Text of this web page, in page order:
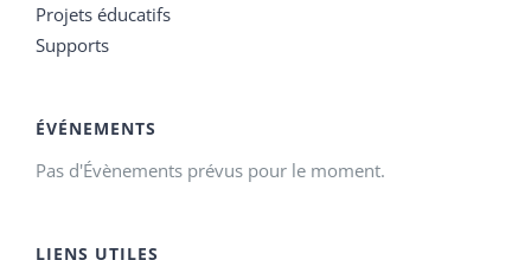
Projets éducatifs
Supports
ÉVÉNEMENTS
Pas d'Évènements prévus pour le moment.
LIENS UTILES